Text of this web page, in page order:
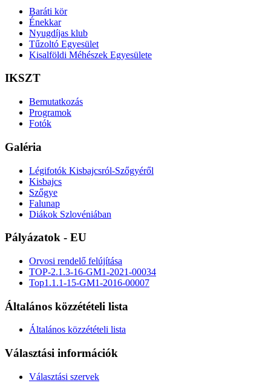
Baráti kör
Énekkar
Nyugdíjas klub
Tűzoltó Egyesület
Kisalföldi Méhészek Egyesülete
IKSZT
Bemutatkozás
Programok
Fotók
Galéria
Légifotók Kisbajcsról-Szőgyéről
Kisbajcs
Szőgye
Falunap
Diákok Szlovéniában
Pályázatok - EU
Orvosi rendelő felújítása
TOP-2.1.3-16-GM1-2021-00034
Top1.1.1-15-GM1-2016-00007
Általános közzétételi lista
Általános közzétételi lista
Választási információk
Választási szervek